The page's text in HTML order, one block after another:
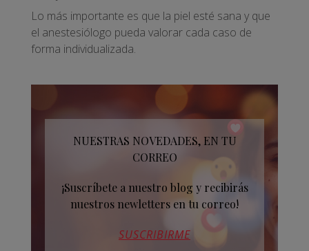
Lo más importante es que la piel esté sana y que
el anestesiólogo pueda valorar cada caso de
forma individualizada.
NUESTRAS NOVEDADES, EN TU
CORREO
¡Suscríbete a nuestro blog y recibirás
nuestros newletters en tu correo!
SUSCRIBIRME